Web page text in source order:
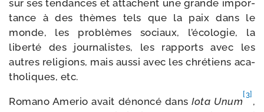
sur ses ten­dances et attachent une grande impor­
tance à des thèmes tels que la paix dans le
monde, les pro­blèmes sociaux, l’écologie, la
liber­té des jour­na­listes, les rap­ports avec les
autres reli­gions, mais aus­si avec les chré­tiens aca­
tho­liques, etc.
Romano Amerio avait dénon­cé dansIota Unum
[3]
,